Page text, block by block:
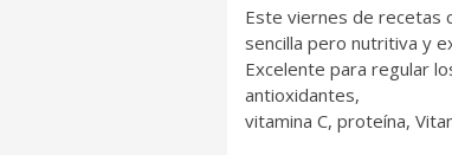
Este viernes de recetas
sencilla pero nutritiva y
Excelente para regular
antioxidantes,
vitamina C, proteína,